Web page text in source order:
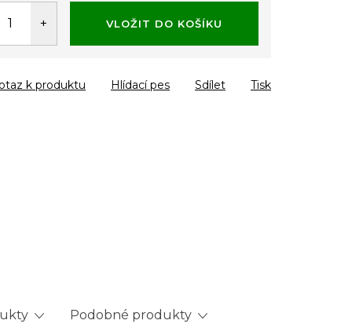
VLOŽIT DO KOŠÍKU
Tisk
k produktu Hlídací pes Sdílet
Podobné produkty